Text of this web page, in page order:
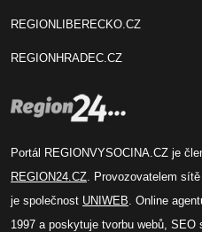
REGIONLIBERECKO.CZ
REGIONHRADEC.CZ
Portál REGIONVYSOCINA.CZ je
REGION24.CZ . Provozovatelem
je společnost UNIWEB . Online
1997 a poskytuje tvorbu webů, SEO